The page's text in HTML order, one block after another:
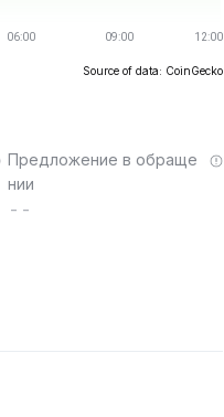
Source of data: CoinGecko
Предложение в обраще
нии
--